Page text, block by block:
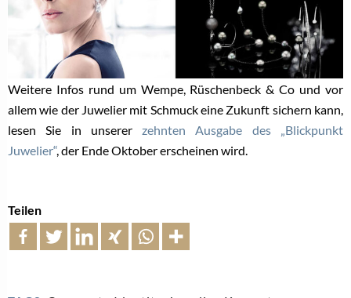
Weitere Infos rund um Wempe, Rüschenbeck & Co und vor
allem wie der Juwelier mit Schmuck eine Zukunft sichern kann,
lesen Sie in unsererzehnten Ausgabe des „Blickpunkt
Juwelier“, der Ende Oktober erscheinen wird.
Teilen